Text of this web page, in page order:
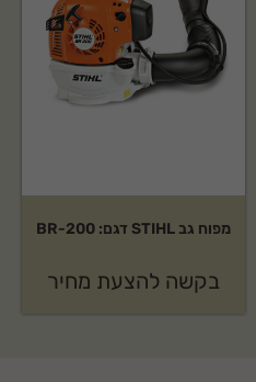
מפוח גב STIHL דגם: BR-200
בקשה להצעת מחיר